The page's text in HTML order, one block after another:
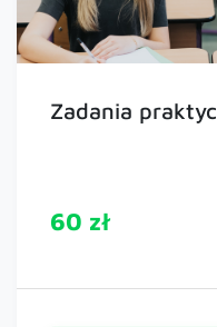
Zadania
60 zł